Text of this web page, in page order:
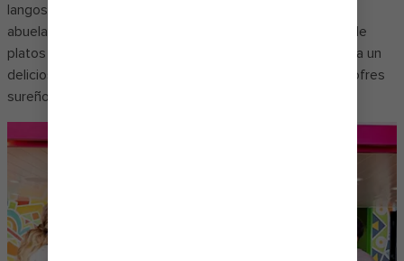
langosta con langosta al estilo criollo y el pollo frito de la
abuela. Mientras tanto, el menú del brunch está repleto de
platos de desayuno que podrían pasar por postre. Prueba un
delicioso rollo de canela dulce o un delicioso pollo con gofres
sureños.